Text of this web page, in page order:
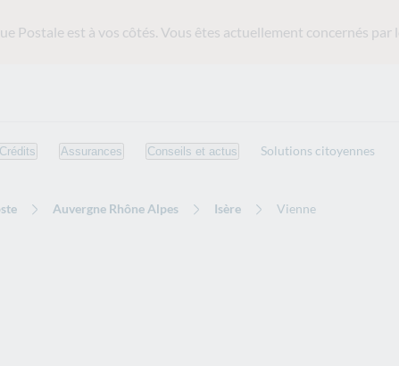
Postale est à vos côtés. Vous êtes actuellement concernés par
Crédits Assurances Conseils et actus Solutions citoyennes
Auvergne Rhône Alpes Isère Vienne